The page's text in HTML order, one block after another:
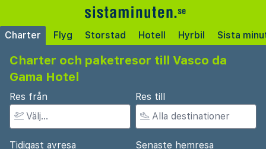
Charter Flyg Storstad Hotell Hyrbil Sista
Charter och paketresor till Vasco da
Gama Hotel
Res från Res till
Tidigast avresa Senaste hemresa